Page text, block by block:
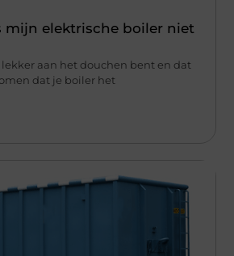
mijn elektrische boiler niet
aan het douchen bent en dat
dat je boiler het